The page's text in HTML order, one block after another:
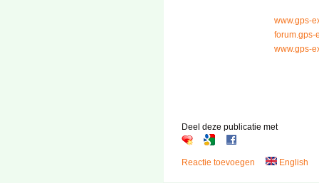
www.gps-
forum.gps-
www.gps-
Deel deze publicatie met
Reactie toevoegen English